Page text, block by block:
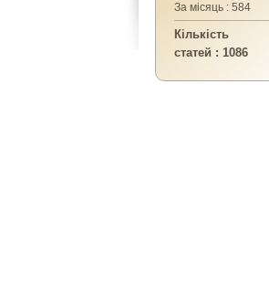
За місяць : 584
Кількість
статей : 1086